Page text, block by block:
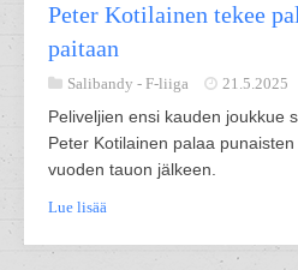
Peter Kotilainen tekee
paitaan
Salibandy - F-liiga 21.5.2025
Peliveljien ensi kauden joukkue
Peter Kotilainen palaa
vuoden tauon jälkeen.
Lue lisää